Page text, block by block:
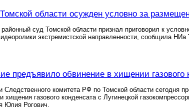
области осужден условно за
районный суд Томской области признал приговорил к
экстремистской направленности, сообщила
предъявило обвинение в хищении
Следственного комитета РФ по Томской области
хищения газового конденсата с Лугинецкой
Юлия Рогович.